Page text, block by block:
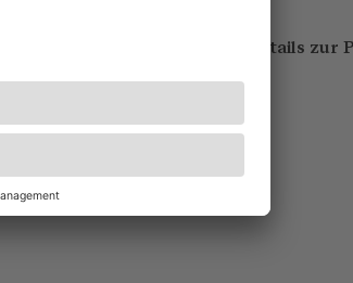
Details zur